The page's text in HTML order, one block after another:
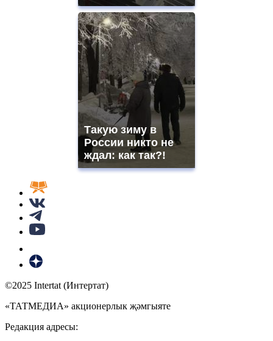
Такую зиму в
России никто не
ждал: как так?!
©2025 Intertat (Интертат)
«ТАТМЕДИА» акционерлык җәмгыяте
Редакция адресы: